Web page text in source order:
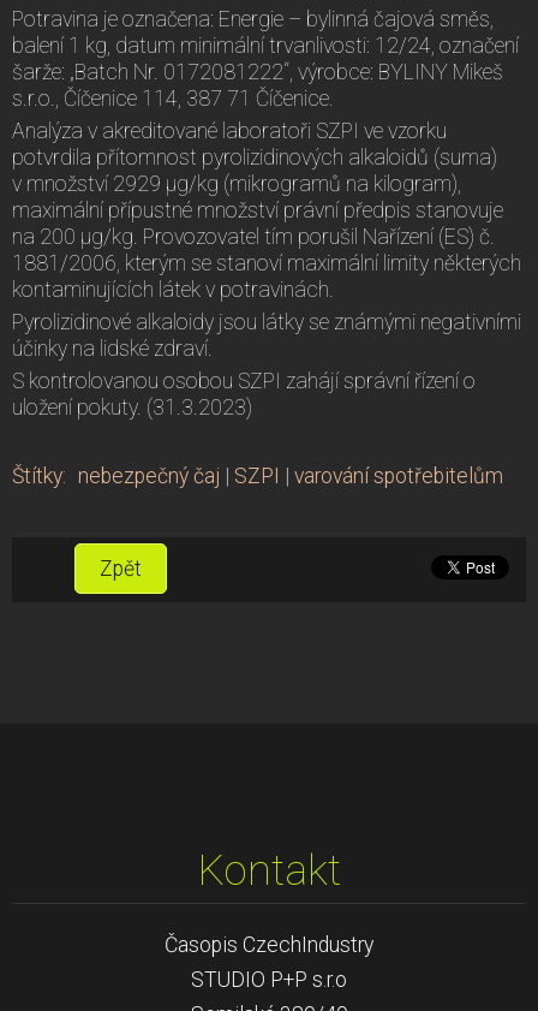
Potravina je označena: Energie – bylinná čajová směs,
balení 1 kg, datum minimální trvanlivosti: 12/24, označení
šarže: „Batch Nr. 0172081222“, výrobce: BYLINY Mikeš
s.r.o., Číčenice 114, 387 71 Číčenice.
Analýza v akreditované laboratoři SZPI ve vzorku
potvrdila přítomnost pyrolizidinových alkaloidů (suma)
v množství 2929 µg/kg (mikrogramů na kilogram),
maximální přípustné množství právní předpis stanovuje
na 200 µg/kg. Provozovatel tím porušil Nařízení (ES) č.
1881/2006, kterým se stanoví maximální limity některých
kontaminujících látek v potravinách.
Pyrolizidinové alkaloidy jsou látky se známými negativními
účinky na lidské zdraví.
S kontrolovanou osobou SZPI zahájí správní řízení o
uložení pokuty. (31.3.2023)
Štítky: nebezpečný čaj | SZPI | varování spotřebitelům
Zpět
Kontakt
Časopis CzechIndustry
STUDIO P+P s.r.o